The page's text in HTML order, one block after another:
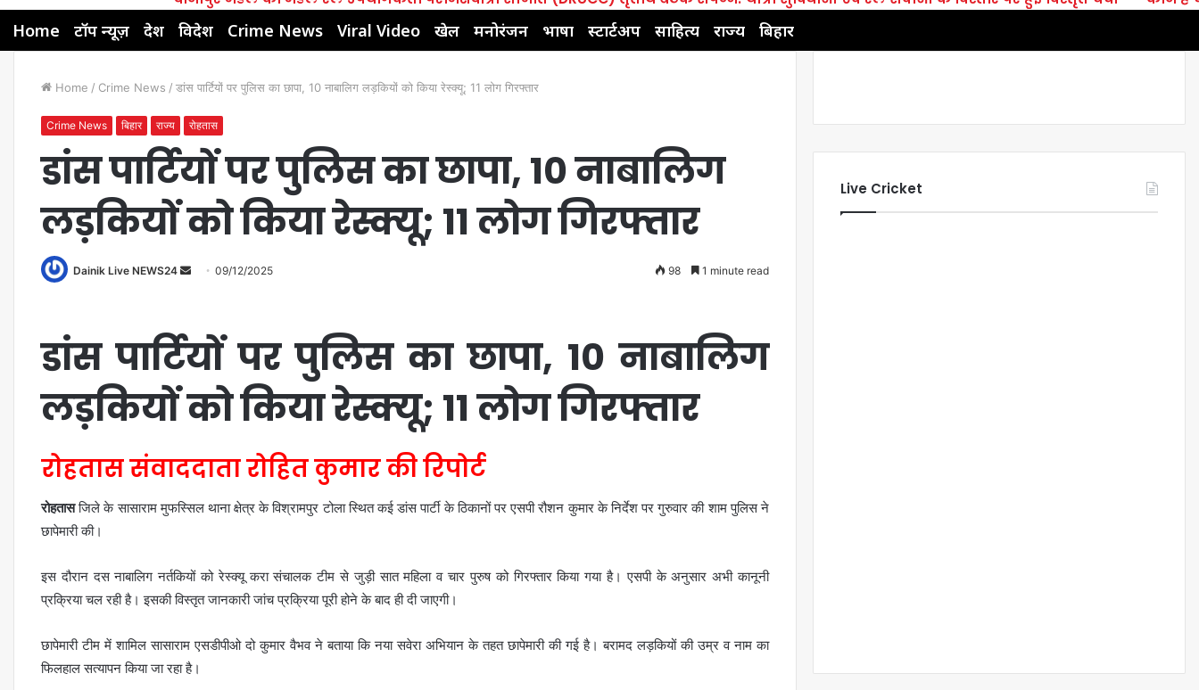
Home टॉप न्यूज़ देश विदेश Crime News Viral Video खेल मनोरंजन भाषा स्टार्टअप साहित्य राज्य बिहार
Home / Crime News / डांस पार्टियों पर पुलिस का छापा, 10 नाबालिग लड़कियों को किया रेस्क्यू; 11 लोग गिरफ्तार
Crime News बिहार राज्य रोहतास
डांस पार्टियों पर पुलिस का छापा, 10 नाबालिग
लड़कियों को किया रेस्क्यू; 11 लोग गिरफ्तार
Dainik Live NEWS24 09/12/2025 98 1 minute read
डांस पार्टियों पर पुलिस का छापा, 10 नाबालिग
लड़कियों को किया रेस्क्यू; 11 लोग गिरफ्तार
रोहतास संवाददाता रोहित कुमार की रिपोर्ट
रोहतासजिले के सासाराम मुफस्सिल थाना क्षेत्र के विश्रामपुर टोला स्थित कई डांस पार्टी के ठिकानों पर एसपी रौशन कुमार के निर्देश पर गुरुवार की शाम पुलिस ने
छापेमारी की।
इस दौरान दस नाबालिग नर्तकियों को रेस्क्यू करा संचालक टीम से जुड़ी सात महिला व चार पुरुष को गिरफ्तार किया गया है। एसपी के अनुसार अभी कानूनी
प्रक्रिया चल रही है। इसकी विस्तृत जानकारी जांच प्रक्रिया पूरी होने के बाद ही दी जाएगी।
छापेमारी टीम में शामिल सासाराम एसडीपीओ दो कुमार वैभव ने बताया कि नया सवेरा अभियान के तहत छापेमारी की गई है। बरामद लड़कियों की उम्र व नाम का
फिलहाल सत्यापन किया जा रहा है।
Live Cricket